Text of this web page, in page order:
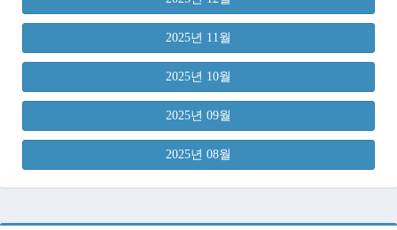
2025년 11월
2025년 10월
2025년 09월
2025년 08월